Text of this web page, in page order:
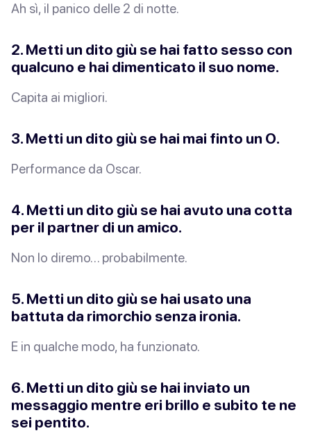
Ah sì, il panico delle 2 di notte.
2. Metti un dito giù se hai fatto sesso con
qualcuno e hai dimenticato il suo nome.
Capita ai migliori.
3. Metti un dito giù se hai mai finto un O.
Performance da Oscar.
4. Metti un dito giù se hai avuto una cotta
per il partner di un amico.
Non lo diremo… probabilmente.
5. Metti un dito giù se hai usato una
battuta da rimorchio senza ironia.
E in qualche modo, ha funzionato.
6. Metti un dito giù se hai inviato un
messaggio mentre eri brillo e subito te ne
sei pentito.